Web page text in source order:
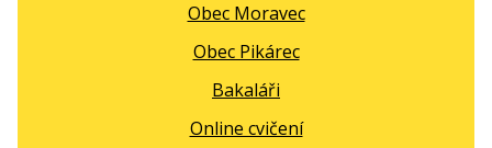
Obec Moravec
Obec Pikárec
Bakaláři
Online cvičení